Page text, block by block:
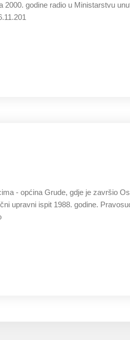
2000. godine radio u Ministarstvu
- općina Grude, gdje je završio
upravni ispit 1988. godine.